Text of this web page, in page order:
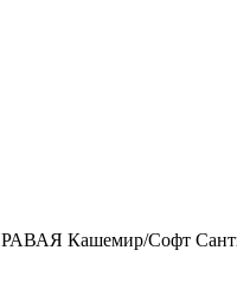
Кашемир/Софт